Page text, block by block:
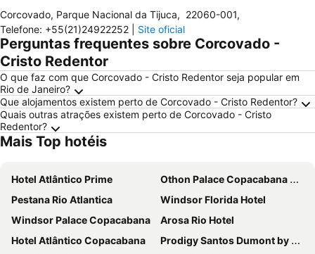
Corcovado, Parque Nacional da Tijuca, 22060-001,
Telefone: +55(21)24922252 Site oficial
Perguntas frequentes sobre Corcovado -
Cristo Redentor
O que faz com que Corcovado - Cristo Redentor seja popular em
Rio de Janeiro?
Que alojamentos existem perto de Corcovado - Cristo Redentor?
Quais outras atrações existem perto de Corcovado - Cristo
Redentor?
Mais Top hotéis
Hotel Atlântico Prime
Othon Palace Copacabana Rio
Pestana Rio Atlantica
Windsor Florida Hotel
Windsor Palace Copacabana
Arosa Rio Hotel
Hotel Atlântico Copacabana
Prodigy Santos Dumont by Wish